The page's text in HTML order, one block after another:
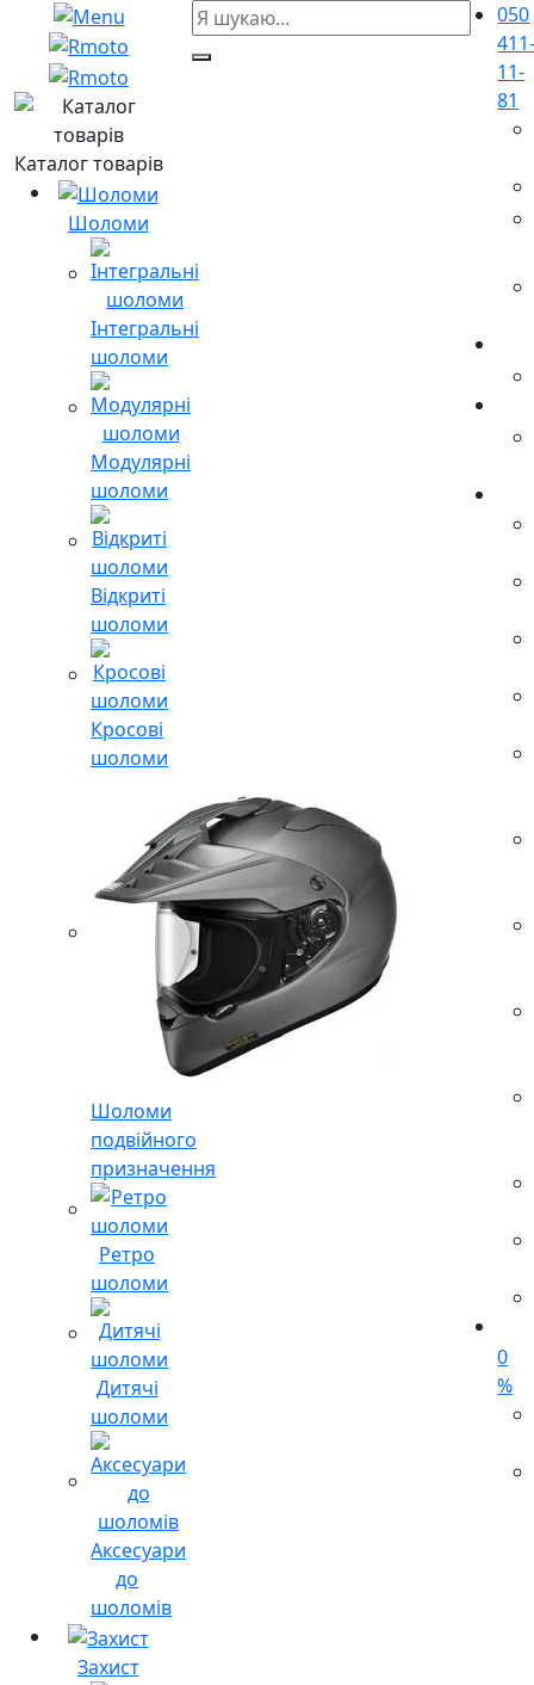
Каталог товарів
Шоломи
Інтегральні
шоломи
Модулярні
шоломи
Відкриті
шоломи
Кросові
шоломи
Шоломи
подвійного
призначення
Ретро
шоломи
Дитячі
шоломи
Аксесуари
до
шоломів
Захист
050
11-
81
0
%